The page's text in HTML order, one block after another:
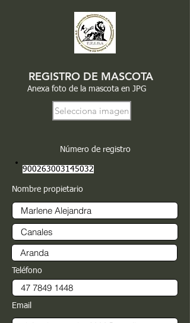
REGISTRO DE MASCOTA
Anexa foto de la mascota en JPG
Selecciona imagen
Número de registro
900263003145032
Nombre propietario
Teléfono
Email